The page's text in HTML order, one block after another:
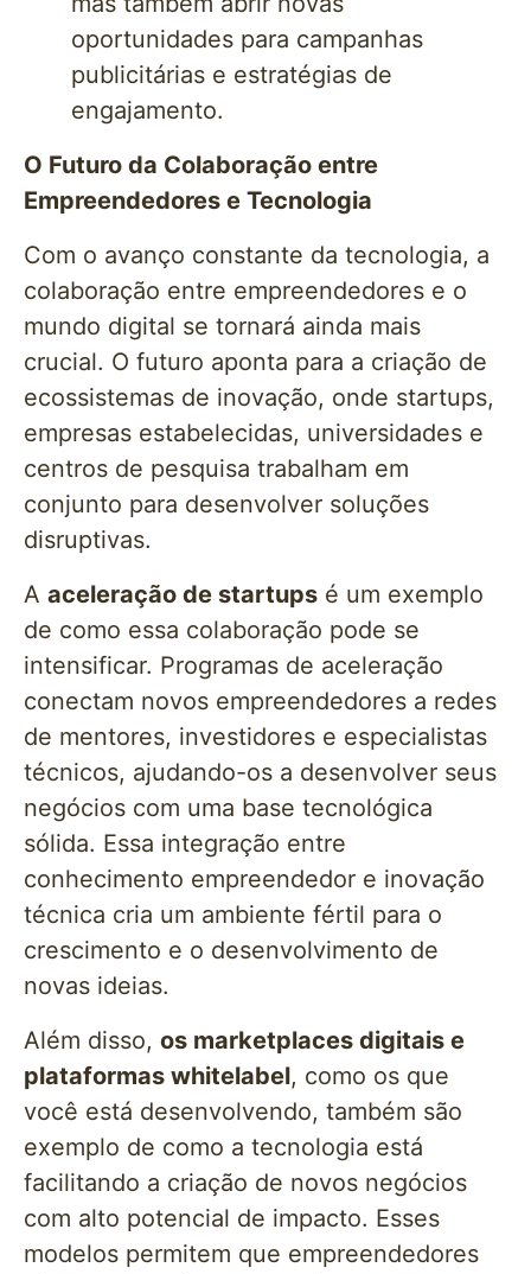
oportunidades para campanhas
publicitárias e estratégias de
engajamento.
O Futuro da Colaboração entre
Empreendedores e Tecnologia
Com o avanço constante da tecnologia, a
colaboração entre empreendedores e o
mundo digital se tornará ainda mais
crucial. O futuro aponta para a criação de
ecossistemas de inovação, onde startups,
empresas estabelecidas, universidades e
centros de pesquisa trabalham em
conjunto para desenvolver soluções
disruptivas.
A aceleração de startups é um exemplo
de como essa colaboração pode se
intensificar. Programas de aceleração
conectam novos empreendedores a redes
de mentores, investidores e especialistas
técnicos, ajudando-os a desenvolver seus
negócios com uma base tecnológica
sólida. Essa integração entre
conhecimento empreendedor e inovação
técnica cria um ambiente fértil para o
crescimento e o desenvolvimento de
novas ideias.
Além disso, os marketplaces digitais e
plataformas whitelabel, como os que
você está desenvolvendo, também são
exemplo de como a tecnologia está
facilitando a criação de novos negócios
com alto potencial de impacto. Esses
modelos permitem que empreendedores